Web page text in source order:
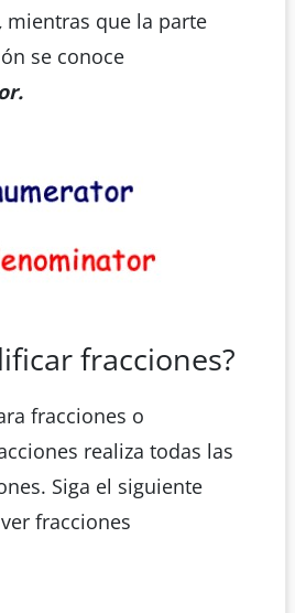
mientras que la parte
se conoce
fracciones?
fracciones o
realiza todas las
Siga el siguiente
fracciones